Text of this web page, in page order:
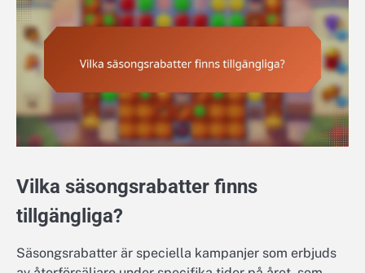
Vilka säsongsrabatter finns
tillgängliga?
Säsongsrabatter är speciella kampanjer som erbjuds